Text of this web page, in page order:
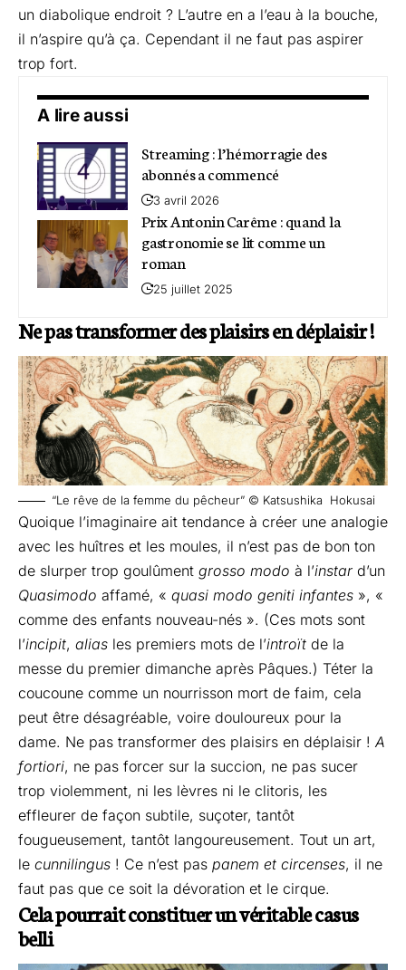
un diabolique endroit ? L’autre en a l’eau à la bouche,
il n’aspire qu’à ça. Cependant il ne faut pas aspirer
trop fort.
A lire aussi
Streaming : l’hémorragie des
abonnés a commencé
3 avril 2026
Prix Antonin Carême : quand la
gastronomie se lit comme un
roman
25 juillet 2025
Ne pas transformer des plaisirs en déplaisir !
“Le rêve de la femme du pêcheur” © Katsushika Hokusai
Quoique l’imaginaire ait tendance à créer une analogie
avec les huîtres et les moules, il n’est pas de bon ton
de slurper trop goulûment grosso modo à l’instar d’un
Quasimodo affamé, « quasi modo geniti infantes », «
comme des enfants nouveau-nés ». (Ces mots sont
l’incipit, alias les premiers mots de l’introït de la
messe du premier dimanche après Pâques.) Téter la
coucoune comme un nourrisson mort de faim, cela
peut être désagréable, voire douloureux pour la
dame. Ne pas transformer des plaisirs en déplaisir ! A
fortiori, ne pas forcer sur la succion, ne pas sucer
trop violemment, ni les lèvres ni le clitoris, les
effleurer de façon subtile, suçoter, tantôt
fougueusement, tantôt langoureusement. Tout un art,
le cunnilingus ! Ce n’est pas panem et circenses, il ne
faut pas que ce soit la dévoration et le cirque.
Cela pourrait constituer un véritablecasus
belli